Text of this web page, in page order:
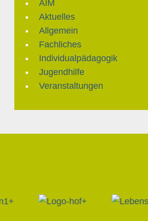
AIM
Aktuelles
Allgemein
Fachliches
Individualpädagogik
Jugendhilfe
Veranstaltungen